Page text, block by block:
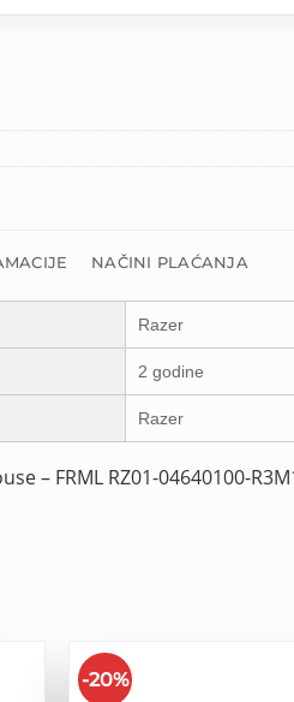
NAČINI PLAĆANJA
Razer
2 godine
Razer
– FRML RZ01-04640100-
-20%